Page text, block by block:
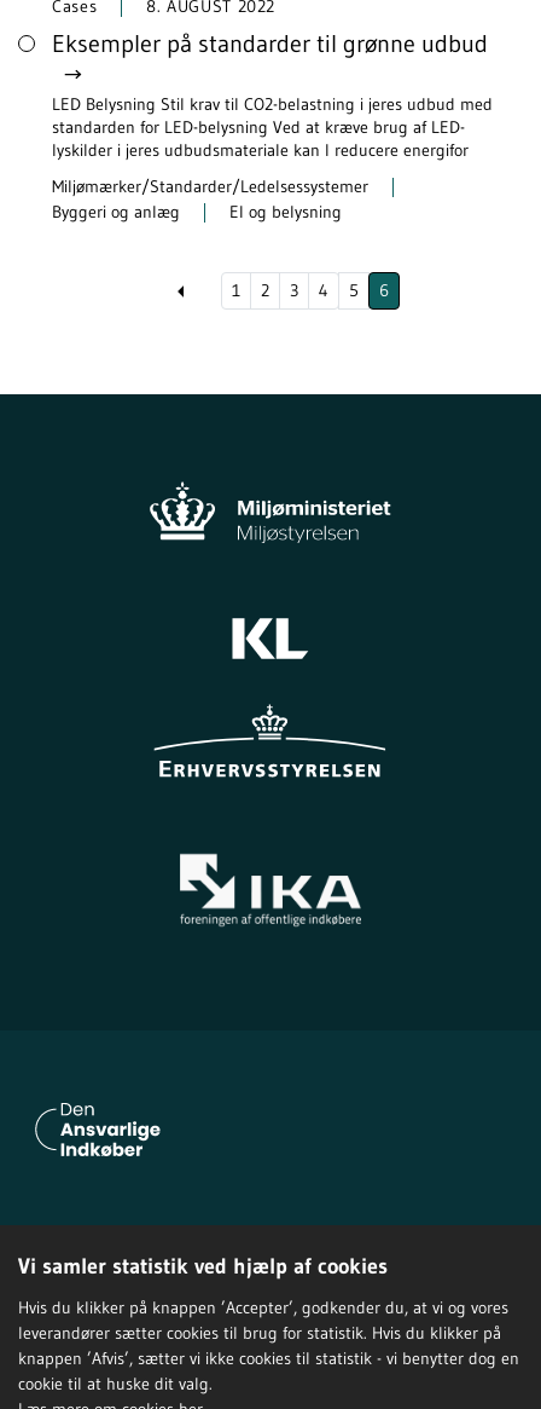
Vi samler statistik ved hjælp af cookies
Hvis du klikker på knappen ’Accepter’, godkender du, at vi og vores
leverandører sætter cookies til brug for statistik. Hvis du klikker på
knappen ’Afvis’, sætter vi ikke cookies til statistik - vi benytter dog en
cookie til at huske dit valg.
Cases 8. AUGUST 2022
Eksempler på standarder til grønne udbud
LED Belysning Stil krav til CO2-belastning i jeres udbud med
standarden for LED-belysning Ved at kræve brug af LED-
lyskilder i jeres udbudsmateriale kan I reducere energifor
Miljømærker/Standarder/Ledelsessystemer
Byggeri og anlæg
El og belysning
1 2 3 4 5 6
Privatlivspolitik
Tilgængelighedserklæring